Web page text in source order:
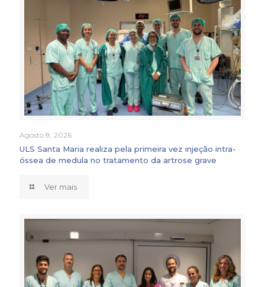
Agosto 8, 2026
ULS Santa Maria realiza pela primeira vez injeção intra-
óssea de medula no tratamento da artrose grave
Ver mais